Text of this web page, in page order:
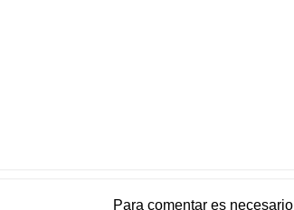
Para comentar es necesario